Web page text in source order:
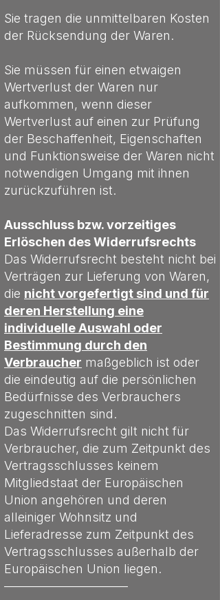
Sie tragen die unmittelbaren Kosten
der Rücksendung der Waren.
Sie müssen für einen etwaigen
Wertverlust der Waren nur
aufkommen, wenn dieser
Wertverlust auf einen zur Prüfung
der Beschaffenheit, Eigenschaften
und Funktionsweise der Waren nicht
notwendigen Umgang mit ihnen
zurückzuführen ist.
Ausschluss bzw. vorzeitiges
Erlöschen des Widerrufsrechts
Das Widerrufsrecht besteht nicht bei
Verträgen zur Lieferung von Waren,
die nicht vorgefertigt sind und für
deren Herstellung eine
individuelle Auswahl oder
Bestimmung durch den
Verbraucher maßgeblich ist oder
die eindeutig auf die persönlichen
Bedürfnisse des Verbrauchers
zugeschnitten sind.
Das Widerrufsrecht gilt nicht für
Verbraucher, die zum Zeitpunkt des
Vertragsschlusses keinem
Mitgliedstaat der Europäischen
Union angehören und deren
alleiniger Wohnsitz und
Lieferadresse zum Zeitpunkt des
Vertragsschlusses außerhalb der
Europäischen Union liegen.
––––––––––––––––––––